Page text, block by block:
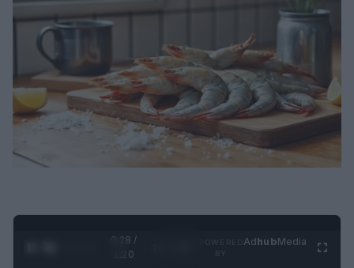
0:29 /
1:20
AdhubMedia